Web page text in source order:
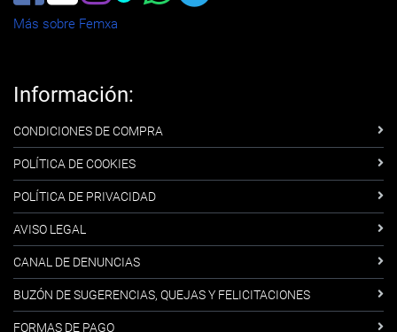
Más sobre Femxa
Información:
CONDICIONES DE COMPRA
POLÍTICA DE COOKIES
POLÍTICA DE PRIVACIDAD
AVISO LEGAL
CANAL DE DENUNCIAS
BUZÓN DE SUGERENCIAS, QUEJAS Y FELICITACIONES
FORMAS DE PAGO